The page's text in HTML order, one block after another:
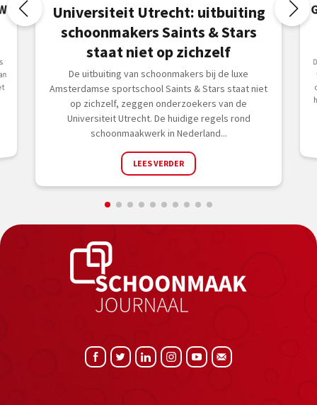
Universiteit Utrecht: uitbuiting
schoonmakers Saints & Stars
staat niet op zichzelf
De uitbuiting van schoonmakers bij de luxe
Amsterdamse sportschool Saints & Stars staat niet
op zichzelf, zeggen onderzoekers van de
Universiteit Utrecht. De huidige regels rond
schoonmaakwerk in Nederland...
LEES VERDER